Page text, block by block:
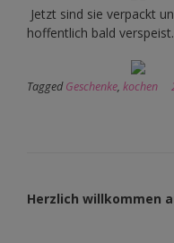
Jetzt sind sie verpackt
hoffentlich bald verspeist.
TaggedGeschenke, kochen
Herzlich willkommen